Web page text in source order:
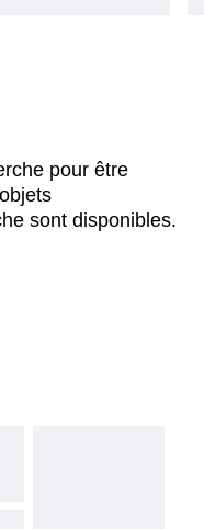
pour être
sont disponibles.